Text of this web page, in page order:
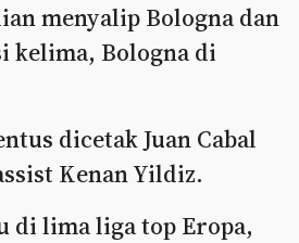
menyalip Bologna dan
kelima, Bologna di
dicetak Juan Cabal
Kenan Yildiz.
di lima liga top Eropa,